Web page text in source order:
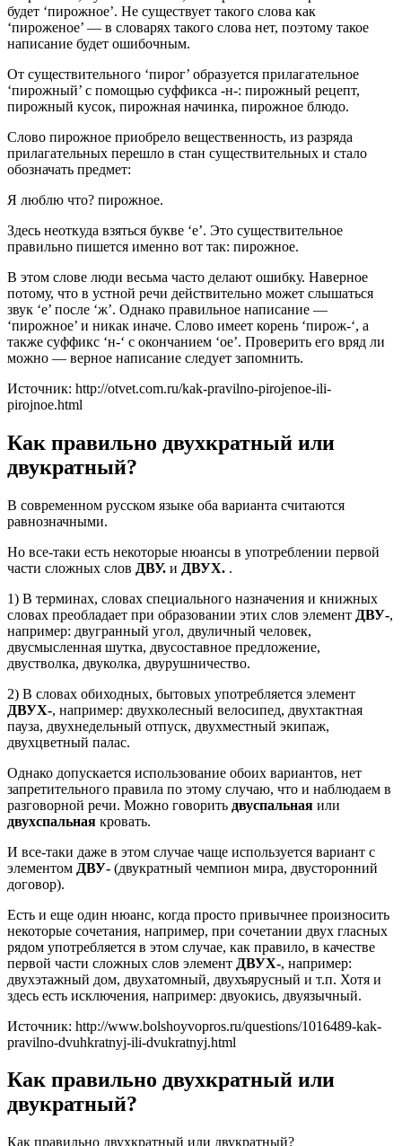
будет ‘пирожное’. Не существует такого слова как
‘пироженое’ — в словарях такого слова нет, поэтому такое
написание будет ошибочным.
От существительного ‘пирог’ образуется прилагательное
‘пирожный’ с помощью суффикса -н-: пирожный рецепт,
пирожный кусок, пирожная начинка, пирожное блюдо.
Слово пирожное приобрело вещественность, из разряда
прилагательных перешло в стан существительных и стало
обозначать предмет:
Я люблю что? пирожное.
Здесь неоткуда взяться букве ‘е’. Это существительное
правильно пишется именно вот так: пирожное.
В этом слове люди весьма часто делают ошибку. Наверное
потому, что в устной речи действительно может слышаться
звук ‘е’ после ‘ж’. Однако правильное написание —
‘пирожное’ и никак иначе. Слово имеет корень ‘пирож-‘, а
также суффикс ‘н-‘ с окончанием ‘ое’. Проверить его вряд ли
можно — верное написание следует запомнить.
Источник: http://otvet.com.ru/kak-pravilno-pirojenoe-ili-
pirojnoe.html
Как правильно двухкратный или
двукратный?
В современном русском языке оба варианта считаются
равнозначными.
Но все-таки есть некоторые нюансы в употреблении первой
части сложных слов ДВУ. и ДВУХ. .
1) В терминах, словах специального назначения и книжных
словах преобладает при образовании этих слов элемент ДВУ-,
например: двугранный угол, двуличный человек,
двусмысленная шутка, двусоставное предложение,
двустволка, двуколка, двурушничество.
2) В словах обиходных, бытовых употребляется элемент
ДВУХ-, например: двухколесный велосипед, двухтактная
пауза, двухнедельный отпуск, двухместный экипаж,
двухцветный палас.
Однако допускается использование обоих вариантов, нет
запретительного правила по этому случаю, что и наблюдаем в
разговорной речи. Можно говорить двуспальная или
двухспальная кровать.
И все-таки даже в этом случае чаще используется вариант с
элементом ДВУ- (двукратный чемпион мира, двусторонний
договор).
Есть и еще один нюанс, когда просто привычнее произносить
некоторые сочетания, например, при сочетании двух гласных
рядом употребляется в этом случае, как правило, в качестве
первой части сложных слов элемент ДВУХ-, например:
двухэтажный дом, двухатомный, двухъярусный и т.п. Хотя и
здесь есть исключения, например: двуокись, двуязычный.
Источник: http://www.bolshoyvopros.ru/questions/1016489-kak-
pravilno-dvuhkratnyj-ili-dvukratnyj.html
Как правильно двухкратный или
двукратный?
Как правильно двухкратный или двукратный?